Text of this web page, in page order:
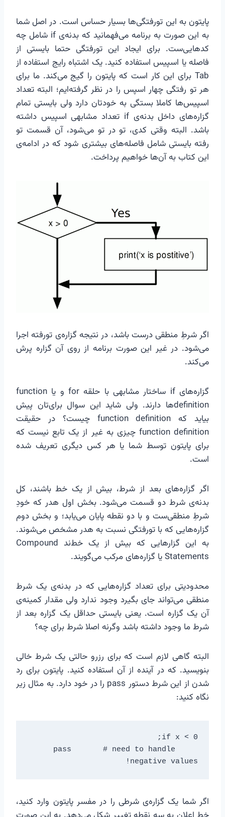
پایتون به این تورفتگی‌ها بسیار حساس است. در اصل شما
به این صورت به برنامه می‌فهمانید که بدنه‌ی if شامل چه
کدهایی‌ست. برای ایجاد این تورفتگی حتما بایستی از
فاصله یا اسپیس استفاده کنید. یک اشتباه رایج استفاده از
Tab برای این کار است که پایتون را گیج می‌کند. ما برای
هر تو رفتگی چهار اسپس را در نظر گرفته‌ایم؛ البته تعداد
اسپیس‌ها کاملا بستگی به خودتان دارد ولی بایستی تمام
گزاره‌های داخل بدنه‌ی if تعداد مشابهی اسپیس داشته
باشد. البته وقتی کدی، تو در تو می‌شود، آن قسمت تو
رفته بایستی شامل فاصله‌های بیشتری شود که در ادامه‌ی
این کتاب به آن‌ها خواهیم پرداخت.
اگر شرطِ منطقی درست باشد، در نتیجه گزاره‌ی تورفته اجرا
می‌شود. در غیر این صورت برنامه از روی آن گزاره پرش
می‌کند.
گزاره‌های if ساختار مشابهی با حلقه for و یا function
definitionها دارند. ولی شاید این سوال برای‌تان پیش
بیاید که function definition چیست؟ در حقیقت
function definition چیزی به غیر از یک تابع نیست که
برای پایتون توسط شما یا هر کس دیگری تعریف شده
است.
اگر گزاره‌های بعد از شرط، بیش از یک خط باشند، کل
بدنه‌ی شرط دو قسمت می‌شود. بخش اول هدر که خودِ
شرطِ منطقی‌ست و با دو نقطه پایان می‌یابد؛ و بخش دوم
گزاره‌هایی که با تورفتگی نسبت به هدر مشخص می‌شوند.
به این گزار‌هایی که بیش از یک خط‌ند Compound
Statements یا گزاره‌های مرکب می‌گویند.
محدودیتی برای تعداد گزاره‌هایی که در بدنه‌ی یک شرط
منطقی می‌تواند جای بگیرد وجود ندارد ولی مقدار کمینه‌ی
آن یک گزاره است. یعنی بایستی حداقل یک گزاره بعد از
شرط ما وجود داشته باشد وگرنه اصلا شرط برای چه؟
البته گاهی لازم است که برای رزرو حالتی یک شرط خالی
بنویسید. که در آینده از آن استفاده کنید. پایتون برای رد
شدن از این شرط دستور pass را در خود دارد. به مثال زیر
نگاه کنید:
    pass       # need to handle
negative values!
اگر شما یک گزاره‌ی شرطی را در مفسر پایتون وارد کنید،